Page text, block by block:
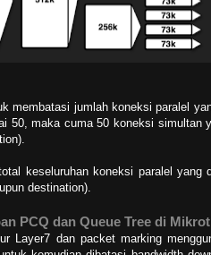
membatasi jumlah koneksi paralel
50, maka cuma 50 koneksi simultan
keseluruhan koneksi paralel yang
destination).
PCQ dan Queue Tree di
Layer7 dan packet marking